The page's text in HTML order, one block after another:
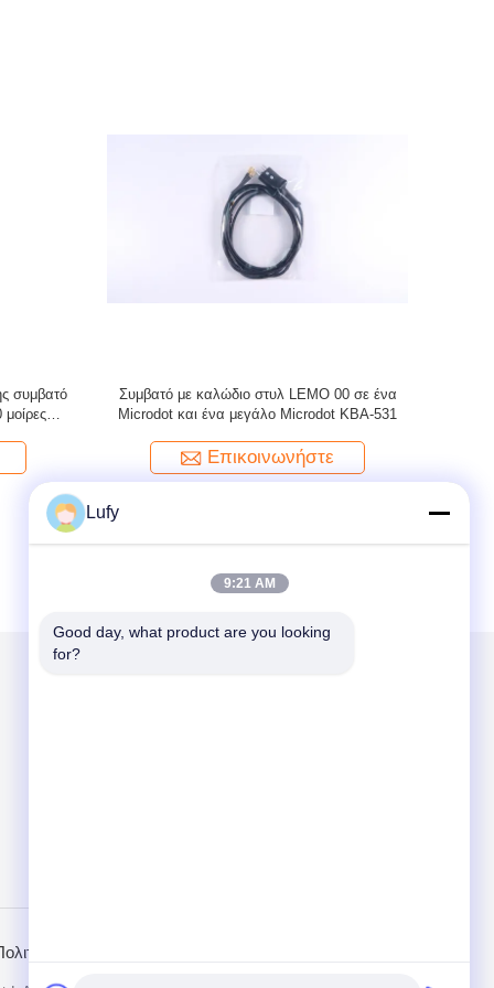
Made
Διπλό
Ισοδύναμο καλώδιο αισθητήρα DA312,
Υπερηχητικό καλώδιο (Συμβατό με βύσμα
ένα μικρό Microdot)
Επικοινωνήστε
Απορρήτου
Lufy
9:21 AM
Good day, what product are you looking
for?